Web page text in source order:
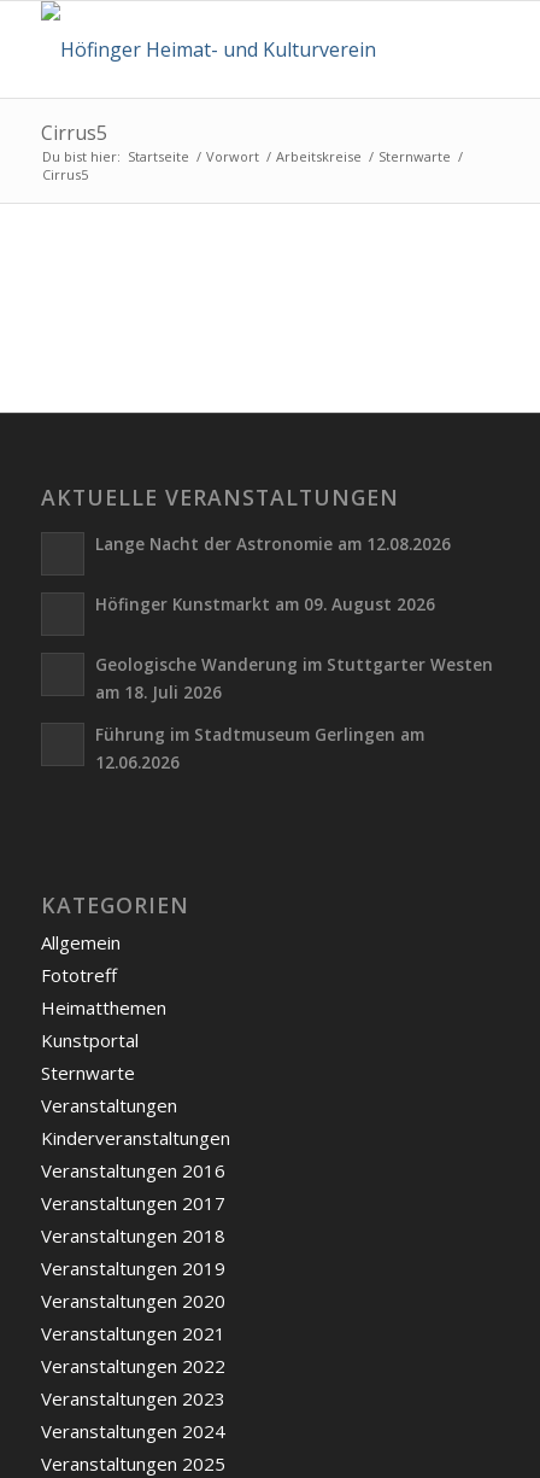
Cirrus5
Du bist hier: Startseite / Vorwort / Arbeitskreise / Sternwarte /
Cirrus5
AKTUELLE VERANSTALTUNGEN
Lange Nacht der Astronomie am 12.08.2026
Höfinger Kunstmarkt am 09. August 2026
Geologische Wanderung im Stuttgarter Westen
am 18. Juli 2026
Führung im Stadtmuseum Gerlingen am
12.06.2026
KATEGORIEN
Allgemein
Fototreff
Heimatthemen
Kunstportal
Sternwarte
Veranstaltungen
Kinderveranstaltungen
Veranstaltungen 2016
Veranstaltungen 2017
Veranstaltungen 2018
Veranstaltungen 2019
Veranstaltungen 2020
Veranstaltungen 2021
Veranstaltungen 2022
Veranstaltungen 2023
Veranstaltungen 2024
Veranstaltungen 2025